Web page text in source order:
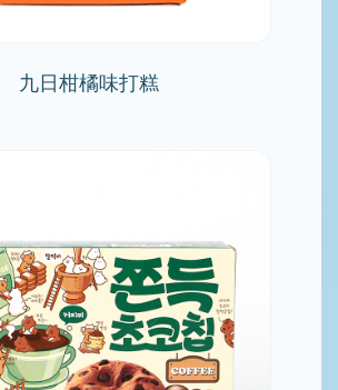
九日柑橘味打糕